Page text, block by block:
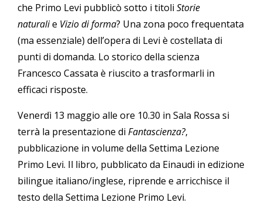
che Primo Levi pubblicò sotto i titoli Storie
naturalie Vizio di forma? Una zona poco frequentata
(ma essenziale) dell’opera di Levi è costellata di
punti di domanda. Lo storico della scienza
Francesco Cassata è riuscito a trasformarli in
efficaci risposte.
Venerdì 13 maggio alle ore 10.30 in Sala Rossa si
terrà la presentazione di Fantascienza?,
pubblicazione in volume della Settima Lezione
Primo Levi. Il libro, pubblicato da Einaudi in edizione
bilingue italiano/inglese, riprende e arricchisce il
testo della Settima Lezione Primo Levi.